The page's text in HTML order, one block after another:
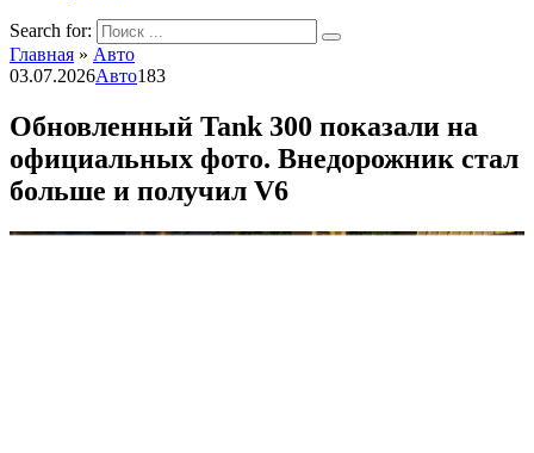
Search for:
Главная » Авто
03.07.2026Авто183
Обновленный Tank 300 показали на
официальных фото. Внедорожник стал
больше и получил V6